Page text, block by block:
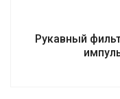
Рукавный